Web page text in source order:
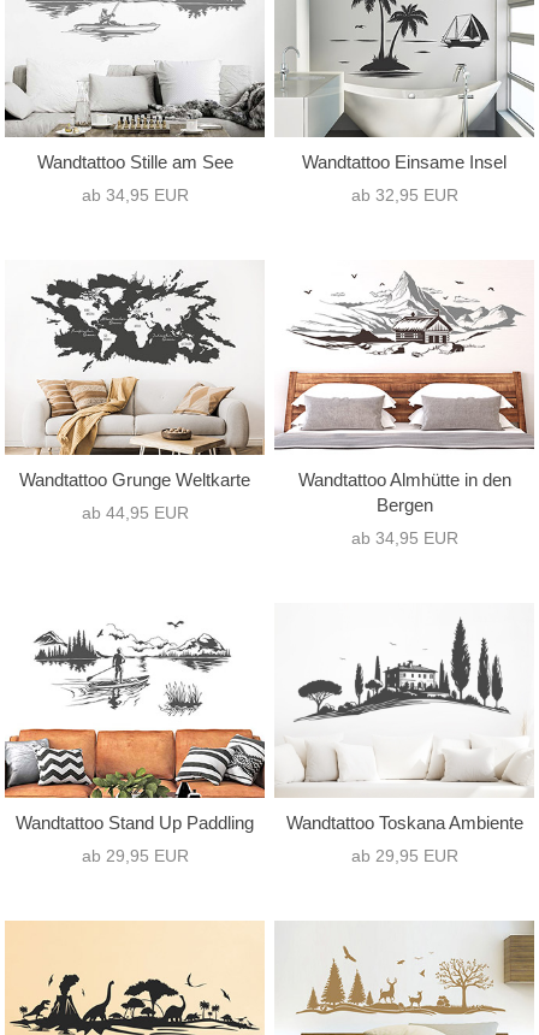
Wandtattoo Stille am See
ab 34,95 EUR
Wandtattoo Einsame Insel
ab 32,95 EUR
Wandtattoo Grunge Weltkarte
ab 44,95 EUR
Wandtattoo Almhütte in den
Bergen
ab 34,95 EUR
Wandtattoo Stand Up Paddling
ab 29,95 EUR
Wandtattoo Toskana Ambiente
ab 29,95 EUR